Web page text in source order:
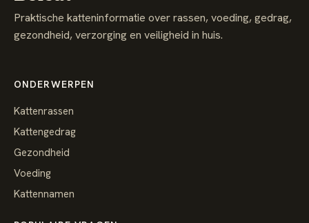
Praktische katteninformatie over rassen, voeding, gedrag,
gezondheid, verzorging en veiligheid in huis.
ONDERWERPEN
Kattenrassen
Kattengedrag
Gezondheid
Voeding
Kattennamen